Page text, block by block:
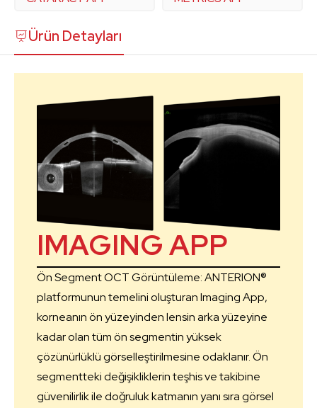
Ürün Detayları
IMAGING APP
Ön Segment OCT Görüntüleme: ANTERION®
platformunun temelini oluşturan Imaging App,
korneanın ön yüzeyinden lensin arka yüzeyine
kadar olan tüm ön segmentin yüksek
çözünürlüklü görselleştirilmesine odaklanır. Ön
segmentteki değişikliklerin teşhis ve takibine
güvenilirlik ile doğruluk katmanın yanı sıra görsel